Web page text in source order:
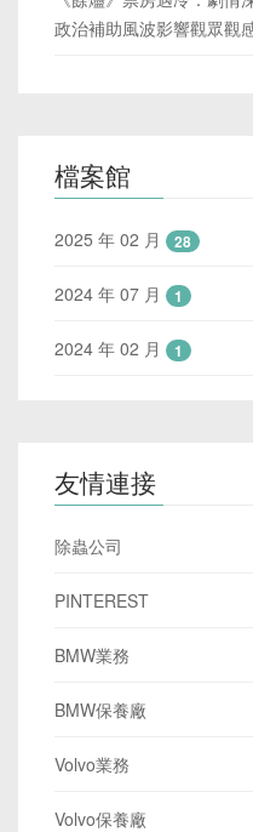
政治補助風波影響觀眾觀
檔案館
2025 年 02 月 28
2024 年 07 月 1
2024 年 02 月 1
友情連接
除蟲公司
PINTEREST
BMW業務
BMW保養廠
Volvo業務
Volvo保養廠